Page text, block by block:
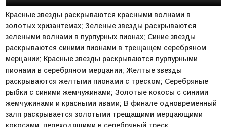
Красные звезды раскрываются красными волнами в
золотых хризантемах; Зеленые звезды раскрываются
зелеными волнами в пурпурных пионах; Синие звезды
раскрываются синими пионами в трещащем серебряном
мерцании; Красные звезды раскрываются пурпурными
пионами в серебряном мерцании; Желтые звезды
раскрываются желтыми пионами с треском; Серебряные
рыбки с синими жемчужинами; Золотые кокосы с синими
жемчужинами и красными ивами; В финале одновременный
залп раскрывается золотыми трещащими мерцающими
кокосами, переходящими в серебряный треск.